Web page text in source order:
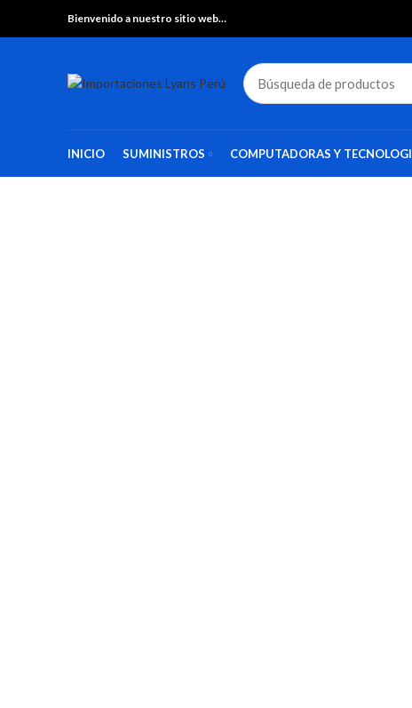
Bienvenido a nuestro sitio web…
INICIO SUMINISTROS COMPUTADORAS Y